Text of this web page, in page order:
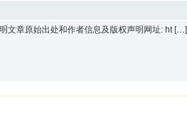
文章原始出处和作者信息及版权声明网址: ht […]